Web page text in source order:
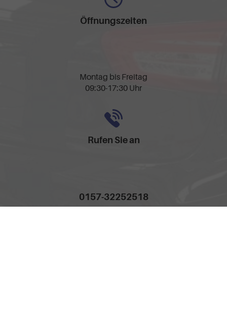
Öffnungszeiten
Montag bis Freitag
09:30-17:30 Uhr
Rufen Sie an
0157-32252518